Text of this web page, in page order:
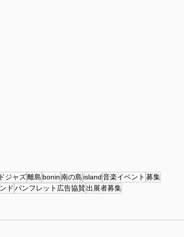
ジャズ離島 bonin南の島 island音楽イベント 募集
ド パンフレット広告協賛出展者募集